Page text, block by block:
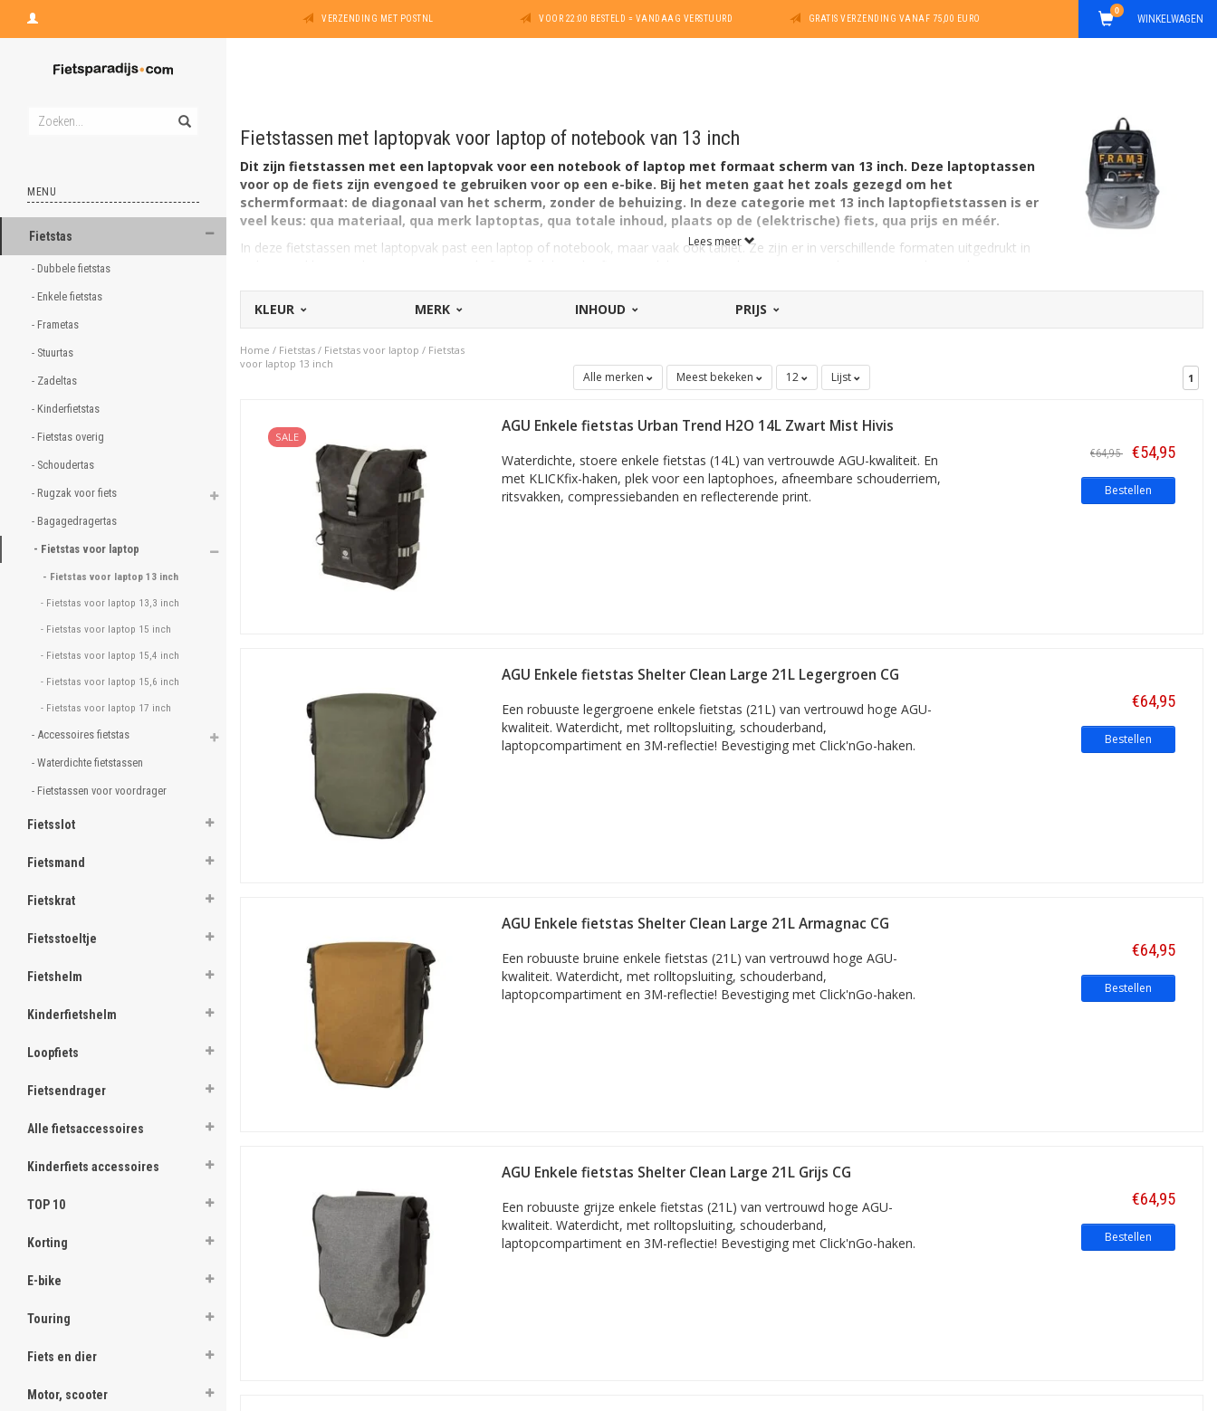
VERZENDING MET POSTNL VOOR 22:00 BESTELD = VANDAAG VERSTUURD GRATIS VERZENDING VANAF 75,00 EURO WINKELWAGEN
0
MENU
Fietstas
- Dubbele fietstas
- Enkele fietstas
- Frametas
- Stuurtas
- Zadeltas
- Kinderfietstas
- Fietstas overig
- Schoudertas
- Rugzak voor fiets
- Bagagedragertas
- Fietstas voor laptop
- Fietstas voor laptop 13 inch
- Fietstas voor laptop 13,3 inch
- Fietstas voor laptop 15 inch
- Fietstas voor laptop 15,4 inch
- Fietstas voor laptop 15,6 inch
- Fietstas voor laptop 17 inch
- Accessoires fietstas
- Waterdichte fietstassen
- Fietstassen voor voordrager
Fietsslot
Fietsmand
Fietskrat
Fietsstoeltje
Fietshelm
Kinderfietshelm
Loopfiets
Fietsendrager
Alle fietsaccessoires
Kinderfiets accessoires
TOP 10
Korting
E-bike
Touring
Fiets en dier
Motor, scooter
Fietstassen met laptopvak voor laptop of notebook van 13 inch
Dit zijn fietstassen met een laptopvak voor een notebook of laptop met formaat scherm van 13 inch. Deze laptoptassen
voor op de fiets zijn evengoed te gebruiken voor op een e-bike. Bij het meten gaat het zoals gezegd om het
schermformaat: de diagonaal van het scherm, zonder de behuizing. In deze categorie met 13 inch laptopfietstassen is er
veel keus: qua materiaal, qua merk laptoptas, qua totale inhoud, plaats op de (elektrische) fiets, qua prijs en méér.
In deze fietstassen met laptopvak past een laptop of notebook, maar vaak ook tablet. Ze zijn er in verschillende formaten uitgedrukt in
Fietstassen voor laptop of notebook van 13,3 inch
Fietstassen voor laptop of notebook van 15,4 inch
Fietstassen voor laptop of notebook van 17 inch
Voor het meten gaat het zoals gezegd om het schermformaat: de diagonaal van het scherm, zonder de behuizing.
Voordelen Fietsparadijs.com
Iets voor de fiets? Zo gevonden!
Standaard lage prijzen
Snelle verzending, uit voorraad
Ook afhalen mogelijk
Lees meer
KLEUR MERK INHOUD PRIJS
Home / Fietstas / Fietstas voor laptop / Fietstas
voor laptop 13 inch
Alle merken Meest bekeken 12 Lijst 1
SALE
AGU Enkele fietstas Urban Trend H2O 14L Zwart Mist Hivis
Waterdichte, stoere enkele fietstas (14L) van vertrouwde AGU-kwaliteit. En
met KLICKfix-haken, plek voor een laptophoes, afneembare schouderriem,
ritsvakken, compressiebanden en reflecterende print.
€64,95 €54,95
Bestellen
AGU Enkele fietstas Shelter Clean Large 21L Legergroen CG
Een robuuste legergroene enkele fietstas (21L) van vertrouwd hoge AGU-
kwaliteit. Waterdicht, met rolltopsluiting, schouderband,
laptopcompartiment en 3M-reflectie! Bevestiging met Click'nGo-haken.
€64,95
Bestellen
AGU Enkele fietstas Shelter Clean Large 21L Armagnac CG
Een robuuste bruine enkele fietstas (21L) van vertrouwd hoge AGU-
kwaliteit. Waterdicht, met rolltopsluiting, schouderband,
laptopcompartiment en 3M-reflectie! Bevestiging met Click'nGo-haken.
€64,95
Bestellen
AGU Enkele fietstas Shelter Clean Large 21L Grijs CG
Een robuuste grijze enkele fietstas (21L) van vertrouwd hoge AGU-
kwaliteit. Waterdicht, met rolltopsluiting, schouderband,
laptopcompartiment en 3M-reflectie! Bevestiging met Click'nGo-haken.
€64,95
Bestellen